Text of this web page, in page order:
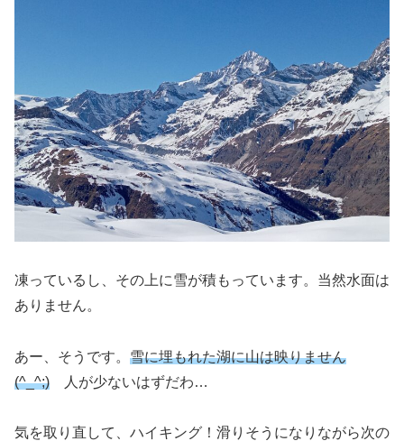
凍っているし、その上に雪が積もっています。当然水面は
ありません。
あー、そうです。 雪に埋もれた湖に山は映りません
(^_^;) 人が少ないはずだわ…
気を取り直して、ハイキング！滑りそうになりながら次の